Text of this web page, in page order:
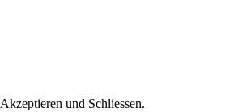
Akzeptieren und Schliessen.